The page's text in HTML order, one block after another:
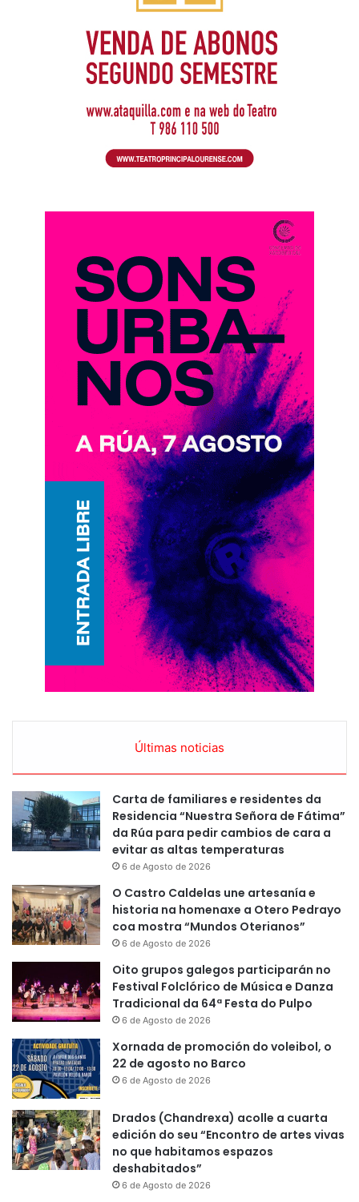
Últimas noticias
Carta de familiares e residentes da
Residencia “Nuestra Señora de Fátima”
da Rúa para pedir cambios de cara a
evitar as altas temperaturas
6 de Agosto de 2026
O Castro Caldelas une artesanía e
historia na homenaxe a Otero Pedrayo
coa mostra “Mundos Oterianos”
6 de Agosto de 2026
Oito grupos galegos participarán no
Festival Folclórico de Música e Danza
Tradicional da 64ª Festa do Pulpo
6 de Agosto de 2026
Xornada de promoción do voleibol, o
22 de agosto no Barco
6 de Agosto de 2026
Drados (Chandrexa) acolle a cuarta
edición do seu “Encontro de artes vivas
no que habitamos espazos
deshabitados”
6 de Agosto de 2026